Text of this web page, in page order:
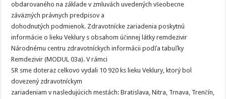
obdarovaného na základe v zmluvách uvedených všeobecne
záväzných právnych predpisov a
dohodnutých podmienok. Zdravotnícke zariadenia poskytnú
informácie o lieku Veklury s obsahom účinnej látky remdezivir
Národnému centru zdravotníckych informácii podľa tabuľky
Remdezivir (MODUL 03a). V rámci
SR sme doteraz celkovo vydali 10 920 ks lieku Veklury, ktorý bol
dovezený zdravotníckym
zariadeniam v nasledujúcich mestách: Bratislava, Nitra, Trnava, Trenčín,